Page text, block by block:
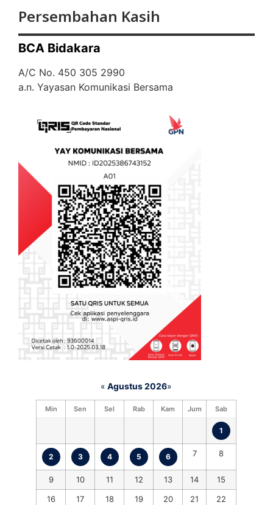
Persembahan Kasih
BCA Bidakara
A/C No. 450 305 2990
a.n. Yayasan Komunikasi Bersama
« Agustus 2026»
Min Sen Sel Rab Kam Jum Sab
1
2 3 4 5 6 7 8
9 10 11 12 13 14
15
16
17 18 19 20 21
22